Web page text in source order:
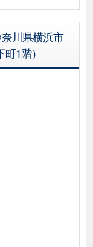
川県横浜市
1階）